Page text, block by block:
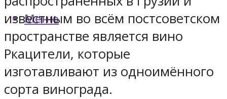
Меню
известным во всём постсоветском
пространстве является вино
Ркацители, которые
изготавливают из одноимённого
сорта винограда.